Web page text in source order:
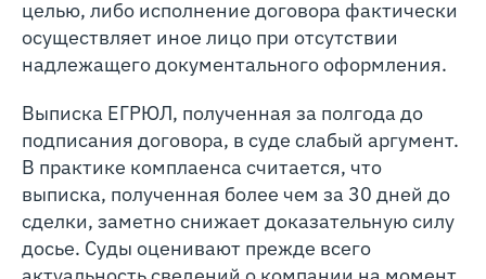
целью, либо исполнение договора фактически
осуществляет иное лицо при отсутствии
надлежащего документального оформления.
Выписка ЕГРЮЛ, полученная за полгода до
подписания договора, в суде слабый аргумент.
В практике комплаенса считается, что
выписка, полученная более чем за 30 дней до
сделки, заметно снижает доказательную силу
досье. Суды оценивают прежде всего